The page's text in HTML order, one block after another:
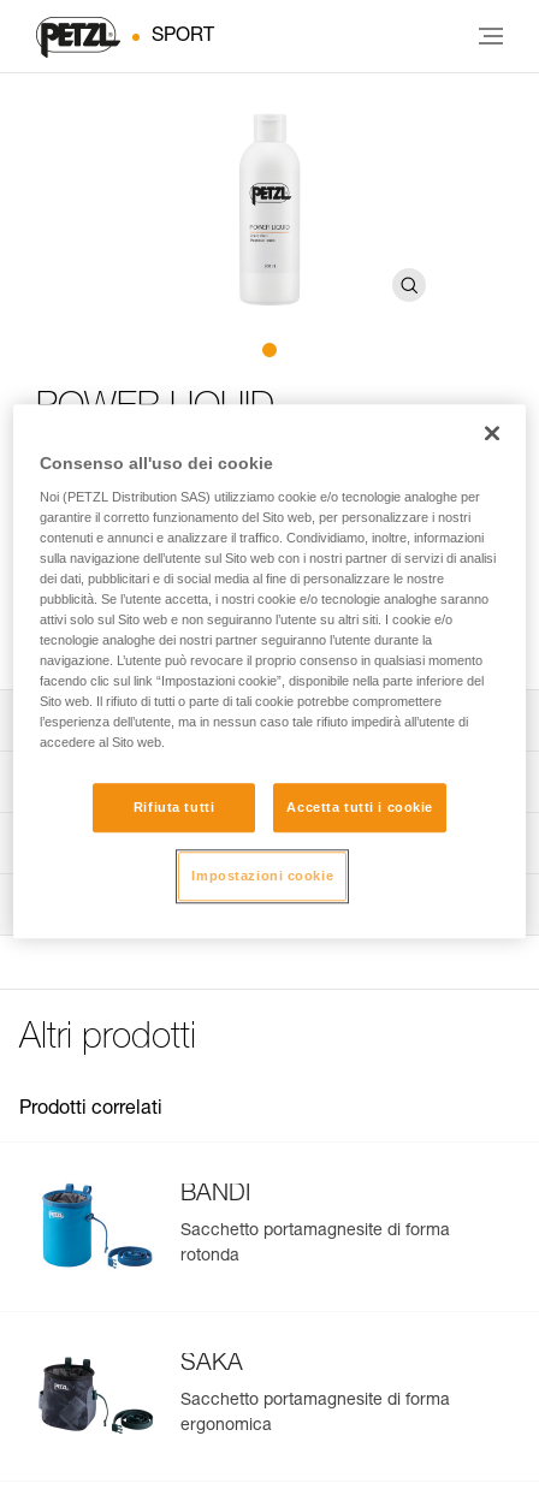
SPORT
POWER LIQUID
Magnesite liquida
La magnesite liquida non volatile POWER LIQUID favorisce
l’aderenza delle mani su tutte le prese in arrampicata. Grazie
alla sua rapida asciugatura, riduce la traspirazione delle
mani in pochi secondi. Per maggiore efficacia, la magnesite
in polvere POWER CRUNCH può essere utilizzata in
abbinamento.
Descrizione
Consistenza cremosa per una distribuzione uniforme sulle
mani.
Può essere utilizzata con la magnesite POWER CRUNCH
Specifiche tecniche
Materiali: Carbonato d’idrossido di magnesio, alcool
Garanzia : 3 anni
Scarica il pdf Info magnesie liquide
Altri prodotti
Prodotti correlati
BANDI
Sacchetto portamagnesite di forma
rotonda
SAKA
Sacchetto portamagnesite di forma
ergonomica
Consenso all'uso dei cookie
Noi (PETZL Distribution SAS) utilizziamo cookie e/o tecnologie analoghe per
garantire il corretto funzionamento del Sito web, per personalizzare i nostri
contenuti e annunci e analizzare il traffico. Condividiamo, inoltre, informazioni
sulla navigazione dell’utente sul Sito web con i nostri partner di servizi di analisi
dei dati, pubblicitari e di social media al fine di personalizzare le nostre
pubblicità. Se l’utente accetta, i nostri cookie e/o tecnologie analoghe saranno
attivi solo sul Sito web e non seguiranno l’utente su altri siti. I cookie e/o
tecnologie analoghe dei nostri partner seguiranno l’utente durante la
navigazione. L’utente può revocare il proprio consenso in qualsiasi momento
facendo clic sul link “Impostazioni cookie”, disponibile nella parte inferiore del
Sito web. Il rifiuto di tutti o parte di tali cookie potrebbe compromettere
l’esperienza dell’utente, ma in nessun caso tale rifiuto impedirà all’utente di
accedere al Sito web.
Rifiuta tutti Accetta tutti i cookie
Impostazioni cookie